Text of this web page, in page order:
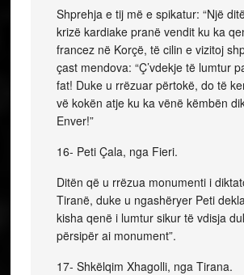
Shprehja e tij më e spikatur: “Një
krizë kardiake pranë vendit ku ka
francez në Korçë, të cilin e vizitoj
çast mendova: “Ç’vdekje të lumtur
fat! Duke u rrëzuar përtokë, do të
vë kokën atje ku ka vënë këmbën
Enver!”
16- Peti Çala, nga Fieri.
Ditën që u rrëzua monumenti i
Tiranë, duke u ngashëryer Peti
kisha qenë i lumtur sikur të vdisja
përsipër ai monument”.
17- Shkëlqim Xhagolli, nga Tirana.